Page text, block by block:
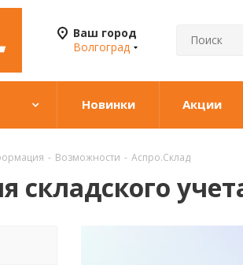
Ваш город
Волгоград
Новинки Акции
- Возможности - Аспро.Склад
складского